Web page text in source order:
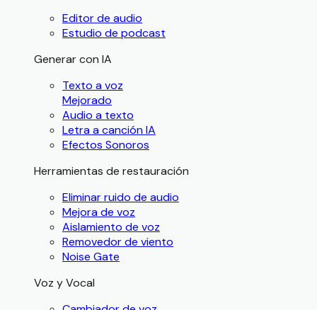
Editor de audio
Estudio de podcast
Generar con IA
Texto a voz
Mejorado
Audio a texto
Letra a canción IA
Efectos Sonoros
Herramientas de restauración
Eliminar ruido de audio
Mejora de voz
Aislamiento de voz
Removedor de viento
Noise Gate
Voz y Vocal